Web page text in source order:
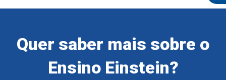
Quer saber mais sobre o
Ensino Einstein?